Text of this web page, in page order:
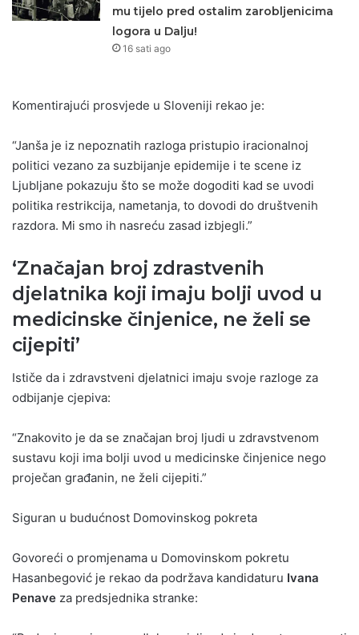
mu tijelo pred ostalim zarobljenicima
logora u Dalju!
16 sati ago
Komentirajući prosvjede u Sloveniji rekao je:
“Janša je iz nepoznatih razloga pristupio iracionalnoj
politici vezano za suzbijanje epidemije i te scene iz
Ljubljane pokazuju što se može dogoditi kad se uvodi
politika restrikcija, nametanja, to dovodi do društvenih
razdora. Mi smo ih nasreću zasad izbjegli.”
‘Značajan broj zdrastvenih
djelatnika koji imaju bolji uvod u
medicinske činjenice, ne želi se
cijepiti’
Ističe da i zdravstveni djelatnici imaju svoje razloge za
odbijanje cjepiva:
“Znakovito je da se značajan broj ljudi u zdravstvenom
sustavu koji ima bolji uvod u medicinske činjenice nego
proječan građanin, ne želi cijepiti.”
Siguran u budućnost Domovinskog pokreta
Govoreći o promjenama u Domovinskom pokretu
Hasanbegović je rekao da podržava kandidaturu Ivana
Penave za predsjednika stranke: